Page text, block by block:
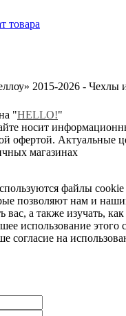
товара
2015-2026 - Чехлы
"HELLO!"
носит
офертой. Актуальные
магазинах
файлы cookie
позволяют нам и
вас, а также изучать,
использование этого
согласие на